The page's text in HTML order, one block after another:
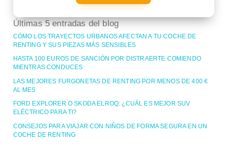
Últimas 5 entradas del blog
CÓMO LOS TRAYECTOS URBANOS AFECTAN A TU COCHE DE
RENTING Y SUS PIEZAS MÁS SENSIBLES
HASTA 100 EUROS DE SANCIÓN POR DISTRAERTE COMIENDO
MIENTRAS CONDUCES
LAS MEJORES FURGONETAS DE RENTING POR MENOS DE 400 €
AL MES
FORD EXPLORER O SKODA ELROQ: ¿CUÁL ES MEJOR SUV
ELÉCTRICO PARA TI?
CONSEJOS PARA VIAJAR CON NIÑOS DE FORMA SEGURA EN UN
COCHE DE RENTING